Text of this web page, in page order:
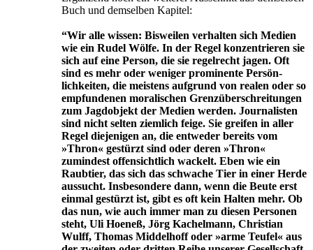
Buch und demselben Kapitel:
“Wir alle wissen: Bisweilen verhalten sich Medien
wie ein Rudel Wölfe. In der Regel konzentrieren sie
sich auf eine Person, die sie regelrecht jagen. Oft
sind es mehr oder weniger prominente Persön­
lichkeiten, die meistens aufgrund von realen oder so
empfundenen moralischen Grenzüberschreitungen
zum Jagdobjekt der Medien werden. Journalisten
sind nicht selten ziemlich feige. Sie greifen in aller
Regel diejenigen an, die entweder bereits vom
»Thron« gestürzt sind oder deren »Thron«
zumindest offensichtlich wackelt. Eben wie ein
Raubtier, das sich das schwache Tier in einer Herde
aus­sucht. Insbesondere dann, wenn die Beute erst
einmal gestürzt ist, gibt es oft kein Halten mehr. Ob
das nun, wie auch immer man zu diesen Personen
steht, Uli Hoeneß, Jörg Kachelmann, Christian
Wulff, Thomas Middelhoff oder »arme Teufel« aus